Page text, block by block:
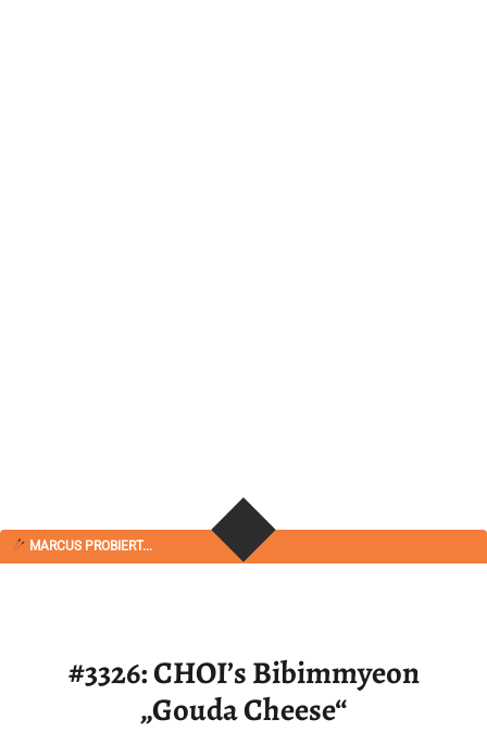
MARCUS PROBIERT...
#3326: CHOI’s Bibimmyeon
„Gouda Cheese“